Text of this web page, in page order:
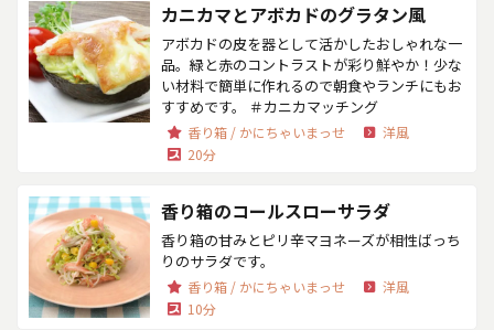
カニカマとアボカドのグラタン風
アボカドの皮を器として活かしたおしゃれな一
品。緑と赤のコントラストが彩り鮮やか！少な
い材料で簡単に作れるので朝食やランチにもお
すすめです。 ＃カニカマッチング
香り箱 / かにちゃいまっせ
洋風
20分
香り箱のコールスローサラダ
香り箱の甘みとピリ辛マヨネーズが相性ばっち
りのサラダです。
香り箱 / かにちゃいまっせ
洋風
10分